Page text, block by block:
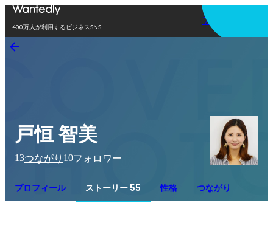
400万人が利用するビジネスSNS
アプリを使う
戸恒 智美
13つながり 10フォロワー
プロフィール ストーリー 55 性格 つながり